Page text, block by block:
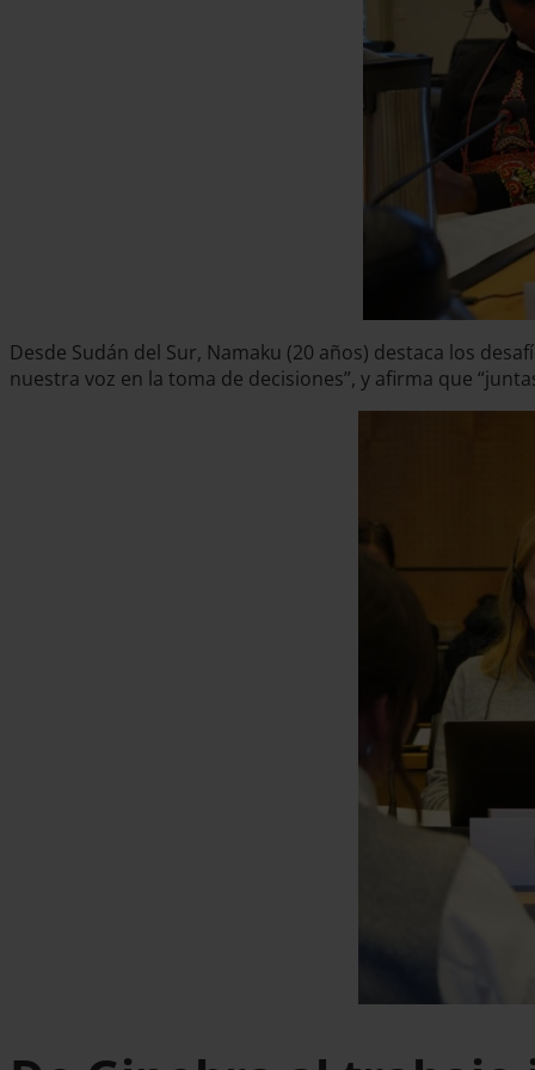
Desde Sudán del Sur, Namaku (20 años) destaca los
nuestra voz en la toma de decisiones”, y afirma que